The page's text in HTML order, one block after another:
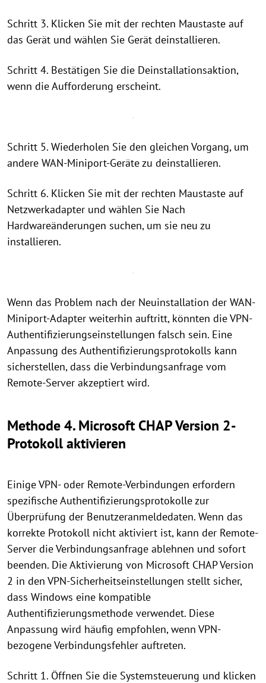
Schritt 3. Klicken Sie mit der rechten Maustaste auf
das Gerät und wählen Sie Gerät deinstallieren.
Schritt 4. Bestätigen Sie die Deinstallationsaktion,
wenn die Aufforderung erscheint.
Schritt 5. Wiederholen Sie den gleichen Vorgang, um
andere WAN-Miniport-Geräte zu deinstallieren.
Schritt 6. Klicken Sie mit der rechten Maustaste auf
Netzwerkadapter und wählen Sie Nach
Hardwareänderungen suchen, um sie neu zu
installieren.
Wenn das Problem nach der Neuinstallation der WAN-
Miniport-Adapter weiterhin auftritt, könnten die VPN-
Authentifizierungseinstellungen falsch sein. Eine
Anpassung des Authentifizierungsprotokolls kann
sicherstellen, dass die Verbindungsanfrage vom
Remote-Server akzeptiert wird.
Methode 4. Microsoft CHAP Version 2-
Protokoll aktivieren
Einige VPN- oder Remote-Verbindungen erfordern
spezifische Authentifizierungsprotokolle zur
Überprüfung der Benutzeranmeldedaten. Wenn das
korrekte Protokoll nicht aktiviert ist, kann der Remote-
Server die Verbindungsanfrage ablehnen und sofort
beenden. Die Aktivierung von Microsoft CHAP Version
2 in den VPN-Sicherheitseinstellungen stellt sicher,
dass Windows eine kompatible
Authentifizierungsmethode verwendet. Diese
Anpassung wird häufig empfohlen, wenn VPN-
bezogene Verbindungsfehler auftreten.
Schritt 1. Öffnen Sie die Systemsteuerung und klicken